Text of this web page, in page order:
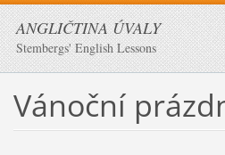
ANGLIČTINA ÚVALY
Stembergs' English Lessons
Vánoční